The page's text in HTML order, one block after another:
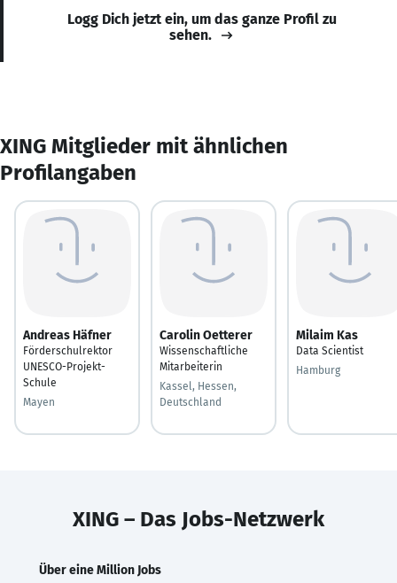
Logg Dich jetzt ein, um das ganze Profil zu
sehen.
XING Mitglieder mit ähnlichen
Profilangaben
Andreas Häfner
Förderschulrektor
UNESCO-Projekt-
Schule
Mayen
Carolin Oetterer
Wissenschaftliche
Mitarbeiterin
Kassel, Hessen,
Deutschland
Milaim Kas
Data Scientist
Hamburg
XING – Das Jobs-Netzwerk
Über eine Million Jobs